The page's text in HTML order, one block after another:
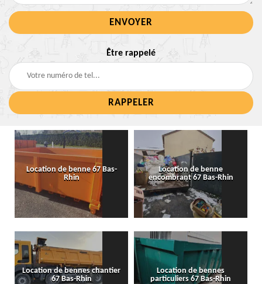
Être rappelé
Location de benne 67 Bas-
Rhin
Location de benne
encombrant 67 Bas-Rhin
Location de bennes chantier
67 Bas-Rhin
Location de bennes
particuliers 67 Bas-Rhin